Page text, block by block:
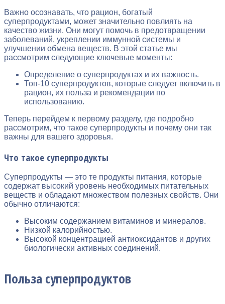
Важно осознавать, что рацион, богатый
суперпродуктами, может значительно повлиять на
качество жизни. Они могут помочь в предотвращении
заболеваний, укреплении иммунной системы и
улучшении обмена веществ. В этой статье мы
рассмотрим следующие ключевые моменты:
Определение о суперпродуктах и их важность.
Топ-10 суперпродуктов, которые следует включить в
рацион, их польза и рекомендации по
использованию.
Теперь перейдем к первому разделу, где подробно
рассмотрим, что такое суперпродукты и почему они так
важны для вашего здоровья.
Что такое суперпродукты
Суперпродукты — это те продукты питания, которые
содержат высокий уровень необходимых питательных
веществ и обладают множеством полезных свойств. Они
обычно отличаются:
Высоким содержанием витаминов и минералов.
Низкой калорийностью.
Высокой концентрацией антиоксидантов и других
биологически активных соединений.
Польза суперпродуктов